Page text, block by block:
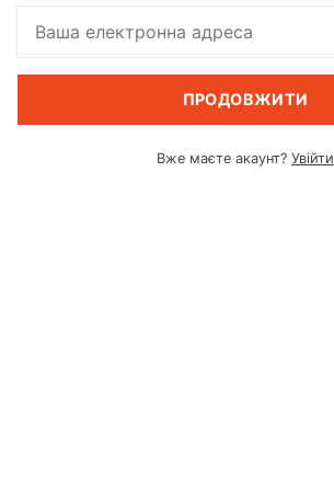
ПРОДОВЖИТИ
Вже маєте акаунт? Увійти